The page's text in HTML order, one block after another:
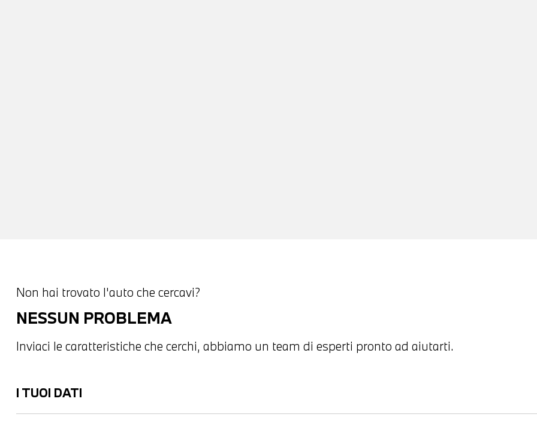
Non hai trovato l'auto che cercavi?
NESSUN PROBLEMA
Inviaci le caratteristiche che cerchi, abbiamo un team di esperti pronto ad aiutarti.
I TUOI DATI